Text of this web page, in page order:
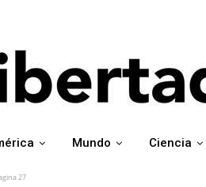
Mundo Ciencia
27